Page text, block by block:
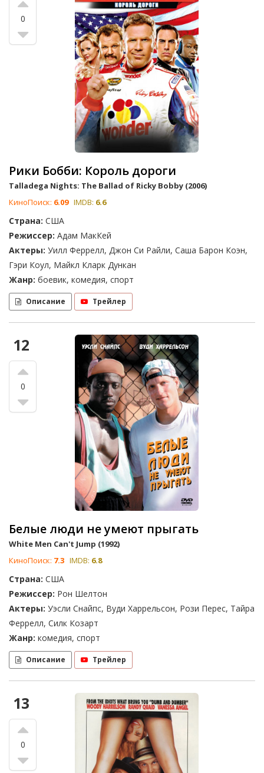
0
Рики Бобби: Король дороги
Talladega Nights: The Ballad of Ricky Bobby (2006)
КиноПоиск: 6.09 IMDB: 6.6
Страна: США
Режиссер: Адам МакКей
Актеры: Уилл Феррелл, Джон Си Райли, Саша Барон Коэн,
Гэри Коул, Майкл Кларк Дункан
Жанр: боевик, комедия, спорт
Описание Трейлер
12
0
Белые люди не умеют прыгать
White Men Can't Jump (1992)
КиноПоиск: 7.3 IMDB: 6.8
Страна: США
Режиссер: Рон Шелтон
Актеры: Уэсли Снайпс, Вуди Харрельсон, Рози Перес, Тайра
Феррелл, Силк Козарт
Жанр: комедия, спорт
Описание Трейлер
13
0